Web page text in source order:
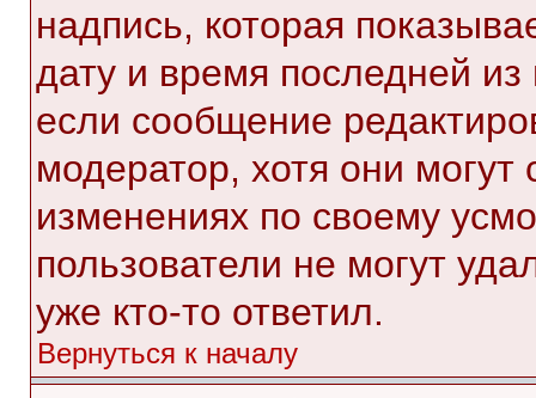
надпись, которая
дату и время последней
если сообщение
модератор, хотя они
изменениях по своему
пользователи не могут
уже кто-то ответил.
Вернуться к началу